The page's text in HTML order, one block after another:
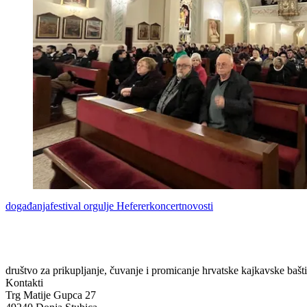
Tags:
događanjafestival orgulje Hefererkoncertnovosti
društvo za prikupljanje, čuvanje i promicanje hrvatske kajkavske
Kontakti
Trg Matije Gupca 27